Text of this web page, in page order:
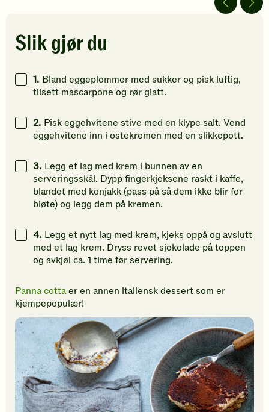
stjerner.
Klikk
å
gi
gi
din
av
å
gi
Slik gjør du
1. Bland eggeplommer med sukker og pisk luftig,
tilsett mascarpone og rør glatt.
2. Pisk eggehvitene stive med en klype salt. Vend
eggehvitene inn i ostekremen med en slikkepott.
3. Legg et lag med krem i bunnen av en
serveringsskål. Dypp fingerkjeksene raskt i kaffe,
blandet med konjakk (pass på så dem ikke blir for
bløte) og legg dem på kremen.
4. Legg et nytt lag med krem, kjeks oppå og avslutt
med et lag krem. Dryss revet sjokolade på toppen
og avkjøl ca. 1 time før servering.
Panna cottaer en annen italiensk dessert som er
kjempepopulær!